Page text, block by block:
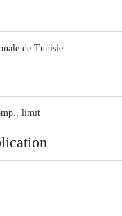
de Tunisie
limit